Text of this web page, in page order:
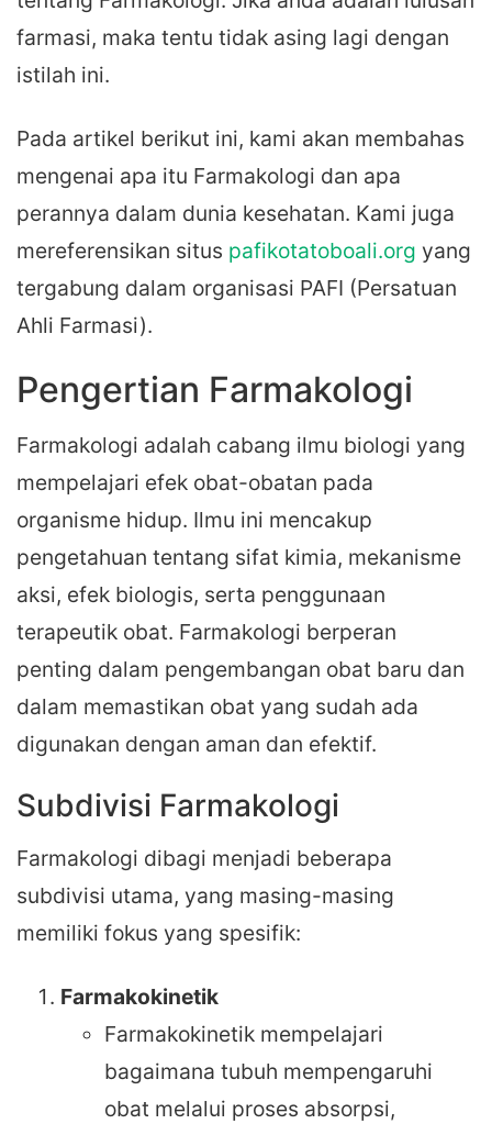
farmasi, maka tentu tidak asing lagi dengan
istilah ini.
Pada artikel berikut ini, kami akan membahas
mengenai apa itu Farmakologi dan apa
perannya dalam dunia kesehatan. Kami juga
mereferensikan situs pafikotatoboali.org yang
tergabung dalam organisasi PAFI (Persatuan
Ahli Farmasi).
Pengertian Farmakologi
Farmakologi adalah cabang ilmu biologi yang
mempelajari efek obat-obatan pada
organisme hidup. Ilmu ini mencakup
pengetahuan tentang sifat kimia, mekanisme
aksi, efek biologis, serta penggunaan
terapeutik obat. Farmakologi berperan
penting dalam pengembangan obat baru dan
dalam memastikan obat yang sudah ada
digunakan dengan aman dan efektif.
Subdivisi Farmakologi
Farmakologi dibagi menjadi beberapa
subdivisi utama, yang masing-masing
memiliki fokus yang spesifik:
Farmakokinetik
Farmakokinetik mempelajari
bagaimana tubuh mempengaruhi
obat melalui proses absorpsi,